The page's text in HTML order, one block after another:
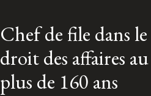
Chef de file dans
droit des affaires
plus de 160 ans